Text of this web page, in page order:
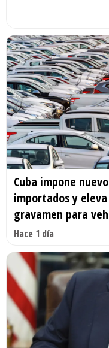
Cuba impone
importados y
gravamen para
Hace 1 día